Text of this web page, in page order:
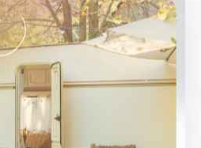
きる
る
適な防音空間を実現できます